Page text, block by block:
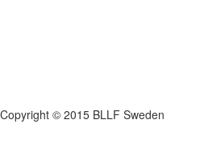
Copyright © 2015 BLLF Sweden